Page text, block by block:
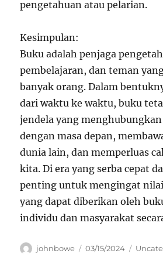
pengetahuan atau pelarian.
Kesimpulan:
Buku adalah penjaga
pembelajaran, dan teman
banyak orang. Dalam
dari waktu ke waktu, buku
jendela yang menghubungkan
dengan masa depan,
dunia lain, dan memperluas
kita. Di era yang serba cepat
penting untuk mengingat
yang dapat diberikan oleh
individu dan masyarakat
Author
johnbowe
Posted
03/15/2024